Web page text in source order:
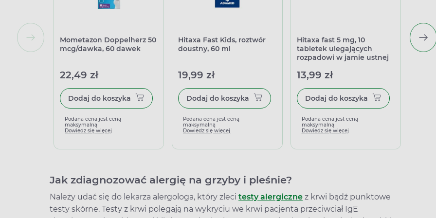
Mometazon Doppelherz 50
mcg/dawka, 60 dawek
22,49 zł
Dodaj do koszyka
Podana cena jest ceną
maksymalną
Dowiedz się więcej
Hitaxa Fast Kids, roztwór
doustny, 60 ml
19,99 zł
Dodaj do koszyka
Podana cena jest ceną
maksymalną
Dowiedz się więcej
Hitaxa fast 5 mg, 10
tabletek ulegających
rozpadowi w jamie ustnej
13,99 zł
Dodaj do koszyka
Podana cena jest ceną
maksymalną
Dowiedz się więcej
Jak zdiagnozować alergię na grzyby i pleśnie?
Należy udać się do lekarza alergologa, który zleci testy alergiczne z krwi bądź punktowe
testy skórne. Testy z krwi polegają na wykryciu we krwi pacjenta przeciwciał IgE